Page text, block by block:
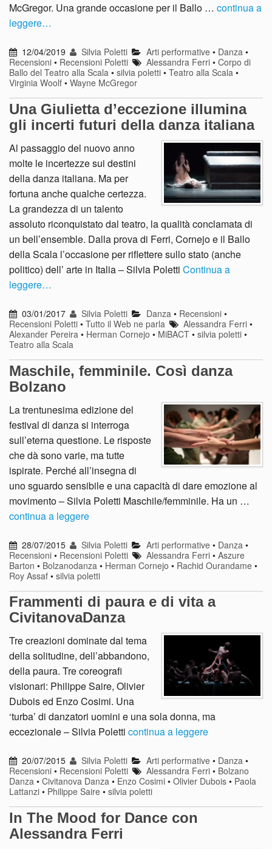
McGregor. Una grande occasione per il Ballo … continua a
leggere…
12/04/2019 Silvia Poletti Arti performative• Danza•
Recensioni • Recensioni Poletti Alessandra Ferri •Corpo di
Ballo del Teatro alla Scala • silvia poletti • Teatro alla Scala •
Virginia Woolf • Wayne McGregor
Una Giulietta d’eccezione illumina
gli incerti futuri della danza italiana
Al passaggio del nuovo anno
molte le incertezze sui destini
della danza italiana. Ma per
fortuna anche qualche certezza.
La grandezza di un talento
assoluto riconquistato dal teatro, la qualità conclamata di
un bell’ensemble. Dalla prova di Ferri, Cornejo e il Ballo
della Scala l’occasione per riflettere sullo stato (anche
politico) dell’ arte in Italia – Silvia Poletti Continua a
leggere…
03/01/2017 Silvia Poletti Danza • Recensioni•
Recensioni Poletti • Tutto il Web ne parla Alessandra Ferri •
Alexander Pereira • Herman Cornejo • MiBACT • silvia poletti •
Teatro alla Scala
Maschile, femminile. Così danza
Bolzano
La trentunesima edizione del
festival di danza si interroga
sull’eterna questione. Le risposte
che dà sono varie, ma tutte
ispirate. Perché all’insegna di
uno sguardo sensibile e una capacità di dare emozione al
movimento – Silvia Poletti Maschile/femminile. Ha un …
continua a leggere
28/07/2015 Silvia Poletti Arti performative• Danza •
Recensioni • Recensioni Poletti Alessandra Ferri •Aszure
Barton • Bolzanodanza • Herman Cornejo • Rachid Ourandame •
Roy Assaf • silvia poletti
Frammenti di paura e di vita a
CivitanovaDanza
Tre creazioni dominate dal tema
della solitudine, dell’abbandono,
della paura. Tre coreografi
visionari: Philippe Saire, Olivier
Dubois ed Enzo Cosimi. Una
‘turba’ di danzatori uomini e una sola donna, ma
eccezionale – Silvia Poletti continua a leggere
20/07/2015 Silvia Poletti Arti performative• Danza•
Recensioni • Recensioni Poletti Alessandra Ferri • Bolzano
Danza • Civitanova Danza • Enzo Cosimi • Olivier Dubois • Paola
Lattanzi • Philippe Saire • silvia poletti
In The Mood for Dance con
Alessandra Ferri